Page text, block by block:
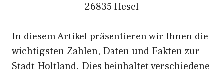
26835 Hesel
In diesem Artikel präsentieren wir Ihnen die
wichtigsten Zahlen, Daten und Fakten zur
Stadt Holtland. Dies beinhaltet verschiedene